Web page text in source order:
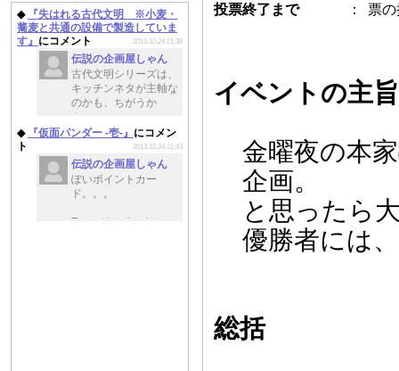
◆
『失はれる古代文明 ※小麦・
蕎麦と共通の設備で製造していま
す』 にコメント 2013.10.24 21:38
伝説の企画屋しゃん
古代文明シリーズは、
キッチンネタが主軸な
のかも、ちがうか
も。。。
このお話を読むと、ぽ
いの投稿作への感慨も
ふたしおみしお
に。。。
◆ 『仮面パンダー -壱-』 にコメン
ト
2013.10.24 21:43
伝説の企画屋しゃん
ぽいポイントカー
ド。。。
Tカードやポンタカー
投票終了まで ： 票
イベントの主
金曜夜の本
企画。
と思ったら
優勝者には
総括